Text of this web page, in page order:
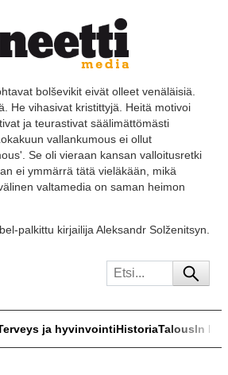
bolševikit eivät olleet venäläisiä.
He vihasivat kristittyjä. Heitä motivoi
ja teurastivat säälimättömästi
vallankumous ei ollut
Se oli vieraan kansan valloitusretki
ei ymmärrä tätä vieläkään, mikä
valtamedia on saman heimon
palkittu kirjailija Aleksandr Solženitsyn.
ja hyvinvointiHistoriaTalousIn